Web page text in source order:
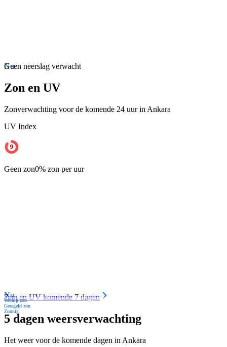
Nu
Geen neerslag verwacht
Zon en UV
Zonverwachting voor de komende 24 uur in Ankara
UV Index
Geen zon0% zon per uur
Nu
Weinig zon
Geregeld zon
Zonnig
Zon en UV komende 7 dagen
5 dagen weersverwachting
Het weer voor de komende dagen in Ankara